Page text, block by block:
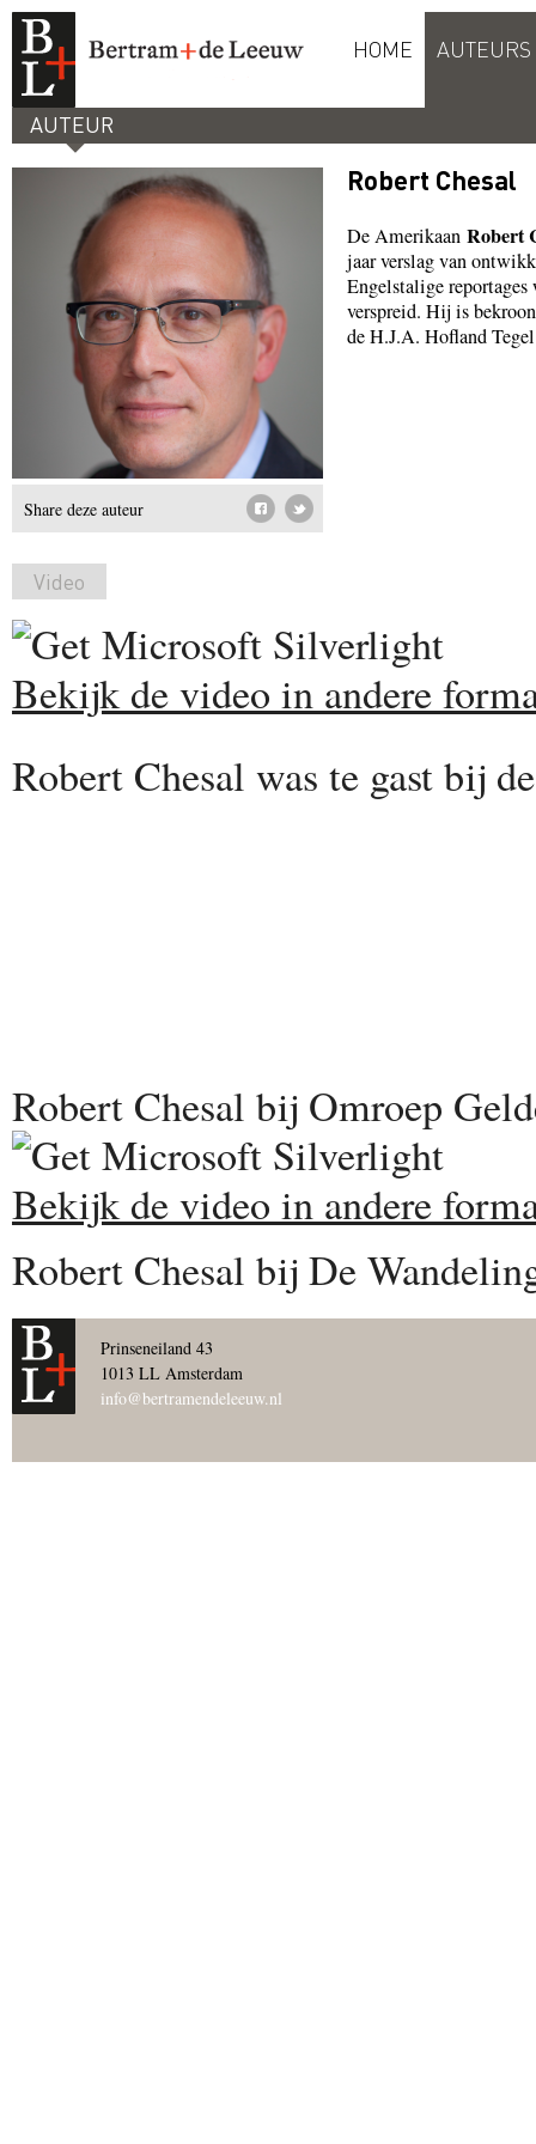
HOME AUTEURS
AUTEUR
Share deze auteur
Robert Chesal
De Amerikaan Robert
jaar verslag van
Engelstalige reportages
verspreid. Hij is
de H.J.A. Hofland
Video
Bekijk de video in andere
Robert Chesal was te gast bij
Robert Chesal bij Omroep
Bekijk de video in andere
Robert Chesal bij De
Prinseneiland 43
1013 LL Amsterdam
info@bertramendeleeuw.nl